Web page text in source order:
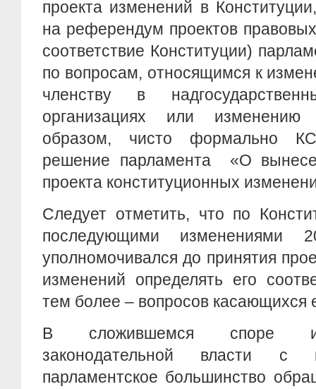
проекта изменений в
на референдум проектов
соответствие Конституции)
по вопросам, относящимся к
членству в
организациях или изменению
образом, чисто формально
решение парламента «О
проекта конституционных
Следует отметить, что по
последующими
уполномочивался до принятия
изменений определять его
тем более – вопросов касающихся
В сложившемся споре
законодательной власти с
парламентское большинство